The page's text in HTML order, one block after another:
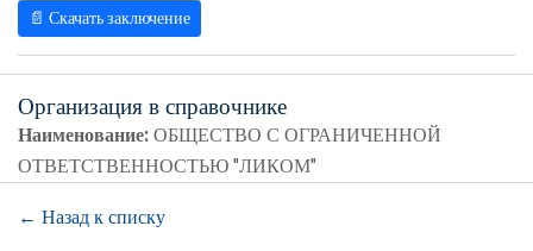
📄 Скачать заключение
Организация в справочнике
Наименование:ОБЩЕСТВО С ОГРАНИЧЕННОЙ
ОТВЕТСТВЕННОСТЬЮ "ЛИКОМ"
← Назад к списку